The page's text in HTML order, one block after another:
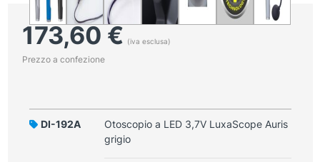
173,60€ (iva esclusa)
Prezzo a confezione
DI-192A
Otoscopio a LED 3,7V LuxaScope Auris
grigio